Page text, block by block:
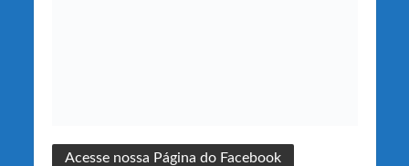
Acesse nossa Página do Facebook